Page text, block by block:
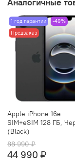
1 год гарантии
-49%
Предзаказ
Apple iPhone 16e
SIM+eSIM 128 ГБ,
(Black)
88 990 ₽
44 990 ₽